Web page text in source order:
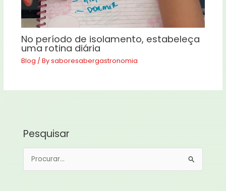
No período de isolamento, estabeleça
uma rotina diária
Blog / Bysaboresabergastronomia
Pesquisar